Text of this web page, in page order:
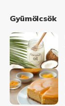
Gyümölcsök